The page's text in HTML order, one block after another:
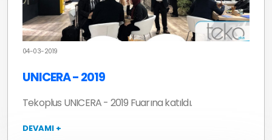
04-03-2019
UNICERA - 2019
Tekoplus UNICERA - 2019 Fuarına katıldı.
DEVAMI +